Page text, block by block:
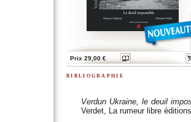
Prix 29,00 €
bibliographie
Verdun Ukraine, le deuil
Verdet, La rumeur libre